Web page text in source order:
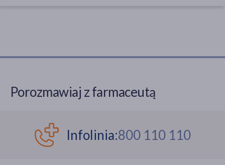
Porozmawiaj z farmaceutą
Infolinia:800 110 110